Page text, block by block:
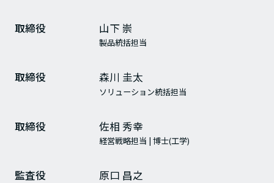
取締役 山下 崇
製品統括担当
取締役 森川 圭太
ソリューション統括担当
取締役 佐相 秀幸
経営戦略担当 | 博士(工学)
監査役 原口 昌之